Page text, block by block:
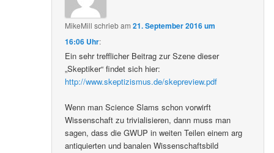
MikeMill schriebam21. September 2016 um
16:06 Uhr:
Ein sehr trefflicher Beitrag zur Szene dieser
„Skeptiker“ findet sich hier:
http://www.skeptizismus.de/skepreview.pdf
Wenn man Science Slams schon vorwirft
Wissenschaft zu trivialisieren, dann muss man
sagen, dass die GWUP in weiten Teilen einem arg
antiquierten und banalen Wissenschaftsbild